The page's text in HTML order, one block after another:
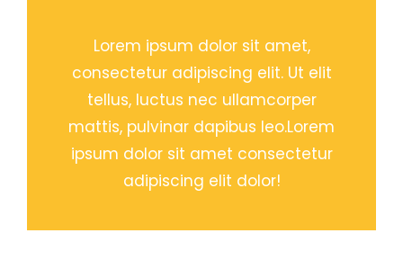
Lorem ipsum dolor sit amet,
consectetur adipiscing elit. Ut elit
tellus, luctus nec ullamcorper
mattis, pulvinar dapibus leo.Lorem
ipsum dolor sit amet consectetur
adipiscing elit dolor!